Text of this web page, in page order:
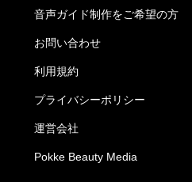
音声ガイド制作をご希望の方
お問い合わせ
利用規約
プライバシーポリシー
運営会社
Pokke Beauty Media